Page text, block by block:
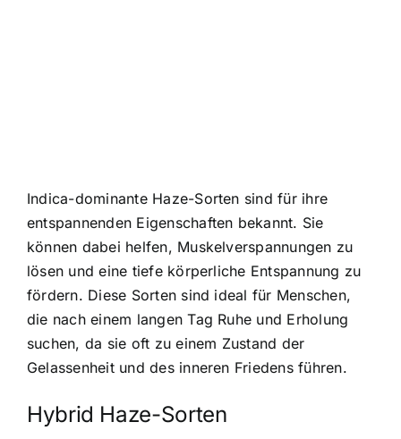
Indica-dominante Haze-Sorten sind für ihre
entspannenden Eigenschaften bekannt. Sie
können dabei helfen, Muskelverspannungen zu
lösen und eine tiefe körperliche Entspannung zu
fördern. Diese Sorten sind ideal für Menschen,
die nach einem langen Tag Ruhe und Erholung
suchen, da sie oft zu einem Zustand der
Gelassenheit und des inneren Friedens führen.
Hybrid Haze-Sorten